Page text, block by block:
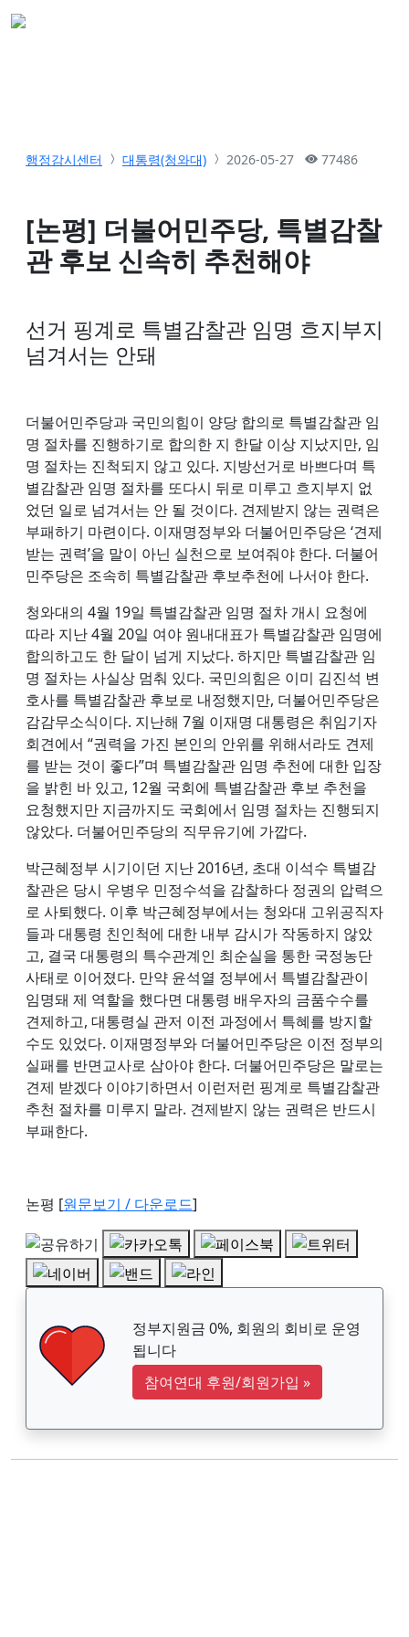
행정감시센터 대통령(청와대) 2026-05-27 77486
[논평] 더불어민주당, 특별감찰
관 후보 신속히 추천해야
선거 핑계로 특별감찰관 임명 흐지부지
넘겨서는 안돼
더불어민주당과 국민의힘이 양당 합의로 특별감찰관 임
명 절차를 진행하기로 합의한 지 한달 이상 지났지만, 임
명 절차는 진척되지 않고 있다. 지방선거로 바쁘다며 특
별감찰관 임명 절차를 또다시 뒤로 미루고 흐지부지 없
었던 일로 넘겨서는 안 될 것이다. 견제받지 않는 권력은
부패하기 마련이다. 이재명정부와 더불어민주당은 ‘견제
받는 권력’을 말이 아닌 실천으로 보여줘야 한다. 더불어
민주당은 조속히 특별감찰관 후보추천에 나서야 한다.
청와대의 4월 19일 특별감찰관 임명 절차 개시 요청에
따라 지난 4월 20일 여야 원내대표가 특별감찰관 임명에
합의하고도 한 달이 넘게 지났다. 하지만 특별감찰관 임
명 절차는 사실상 멈춰 있다. 국민의힘은 이미 김진석 변
호사를 특별감찰관 후보로 내정했지만, 더불어민주당은
감감무소식이다. 지난해 7월 이재명 대통령은 취임기자
회견에서 “권력을 가진 본인의 안위를 위해서라도 견제
를 받는 것이 좋다”며 특별감찰관 임명 추천에 대한 입장
을 밝힌 바 있고, 12월 국회에 특별감찰관 후보 추천을
요청했지만 지금까지도 국회에서 임명 절차는 진행되지
않았다. 더불어민주당의 직무유기에 가깝다.
박근혜정부 시기이던 지난 2016년, 초대 이석수 특별감
찰관은 당시 우병우 민정수석을 감찰하다 정권의 압력으
로 사퇴했다. 이후 박근혜정부에서는 청와대 고위공직자
들과 대통령 친인척에 대한 내부 감시가 작동하지 않았
고, 결국 대통령의 특수관계인 최순실을 통한 국정농단
사태로 이어졌다. 만약 윤석열 정부에서 특별감찰관이
임명돼 제 역할을 했다면 대통령 배우자의 금품수수를
견제하고, 대통령실 관저 이전 과정에서 특혜를 방지할
수도 있었다. 이재명정부와 더불어민주당은 이전 정부의
실패를 반면교사로 삼아야 한다. 더불어민주당은 말로는
견제 받겠다 이야기하면서 이런저런 핑계로 특별감찰관
추천 절차를 미루지 말라. 견제받지 않는 권력은 반드시
부패한다.
논평 [원문보기 / 다운로드]
정부지원금 0%, 회원의 회비로 운영
됩니다
참여연대 후원/회원가입 »